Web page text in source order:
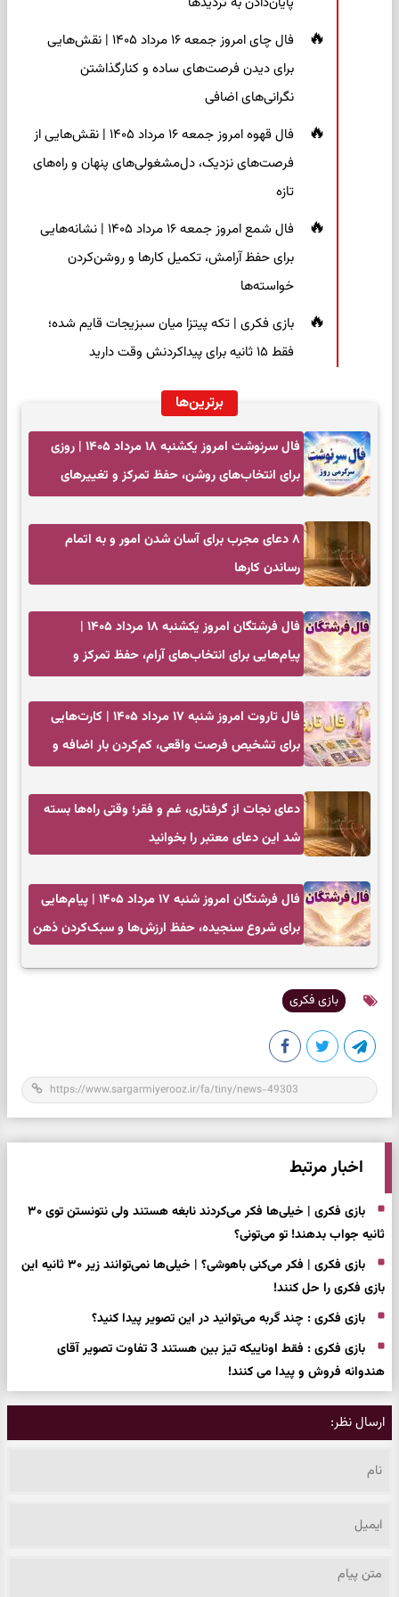
فال چای امروز جمعه ۱۶ مرداد ۱۴۰۵ | نقش‌هایی
برای دیدن فرصت‌های ساده و کنارگذاشتن
نگرانی‌های اضافی
فال قهوه امروز جمعه ۱۶ مرداد ۱۴۰۵ | نقش‌هایی از
فرصت‌های نزدیک، دل‌مشغولی‌های پنهان و راه‌های
تازه
فال شمع امروز جمعه ۱۶ مرداد ۱۴۰۵ | نشانه‌هایی
برای حفظ آرامش، تکمیل کارها و روشن‌کردن
خواسته‌ها
بازی فکری | تکه پیتزا میان سبزیجات قایم شده؛
فقط ۱۵ ثانیه برای پیداکردنش وقت دارید
برترین‌ها
فال سرنوشت امروز یکشنبه ۱۸ مرداد ۱۴۰۵ | روزی
برای انتخاب‌های روشن، حفظ تمرکز و تغییرهای
۸ دعای مجرب برای آسان شدن امور و به اتمام
رساندن کار‌ها
فال فرشتگان امروز یکشنبه ۱۸ مرداد ۱۴۰۵ |
پیام‌هایی برای انتخاب‌های آرام، حفظ تمرکز و
فال تاروت امروز شنبه ۱۷ مرداد ۱۴۰۵ | کارت‌هایی
برای تشخیص فرصت واقعی، کم‌کردن بار اضافه و
دعای نجات از گرفتاری، غم و فقر؛ وقتی راه‌ها بسته
شد این دعای معتبر را بخوانید
فال فرشتگان امروز شنبه ۱۷ مرداد ۱۴۰۵ | پیام‌هایی
برای شروع سنجیده، حفظ ارزش‌ها و سبک‌کردن ذهن
بازی فکری
اخبار مرتبط
بازی فکری | خیلی‌ها فکر می‌کردند نابغه هستند ولی نتونستن توی ۳۰
ثانیه جواب بدهند! تو می‌تونی؟
بازی فکری | فکر می‌کنی باهوشی؟ | خیلی‌ها نمی‌توانند زیر ۳۰ ثانیه این
بازی فکری را حل کنند!
بازی فکری : چند گربه می‌توانید در این تصویر پیدا کنید؟
بازی فکری : فقط اوناییکه تیز بین هستند 3 تفاوت تصویر آقای
هندوانه فروش و پیدا می کنند!
ارسال نظر: